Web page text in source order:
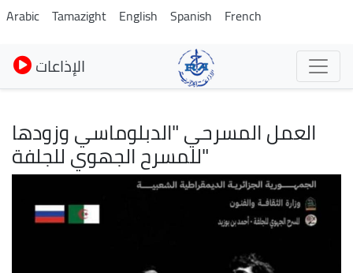
Skip
to
main
content
Arabic Tamazight English Spanish French
الإذاعات
العمل المسرحي "الدبلوماسي وزودها
"للمسرح الجهوي للجلفة
Image